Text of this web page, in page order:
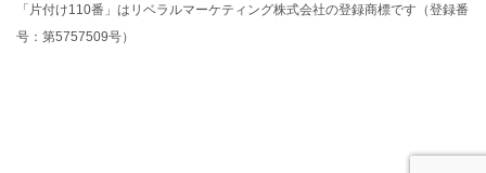
「片付け110番」はリベラルマーケティング株式会社の登録商標です（登録番
号：第5757509号）